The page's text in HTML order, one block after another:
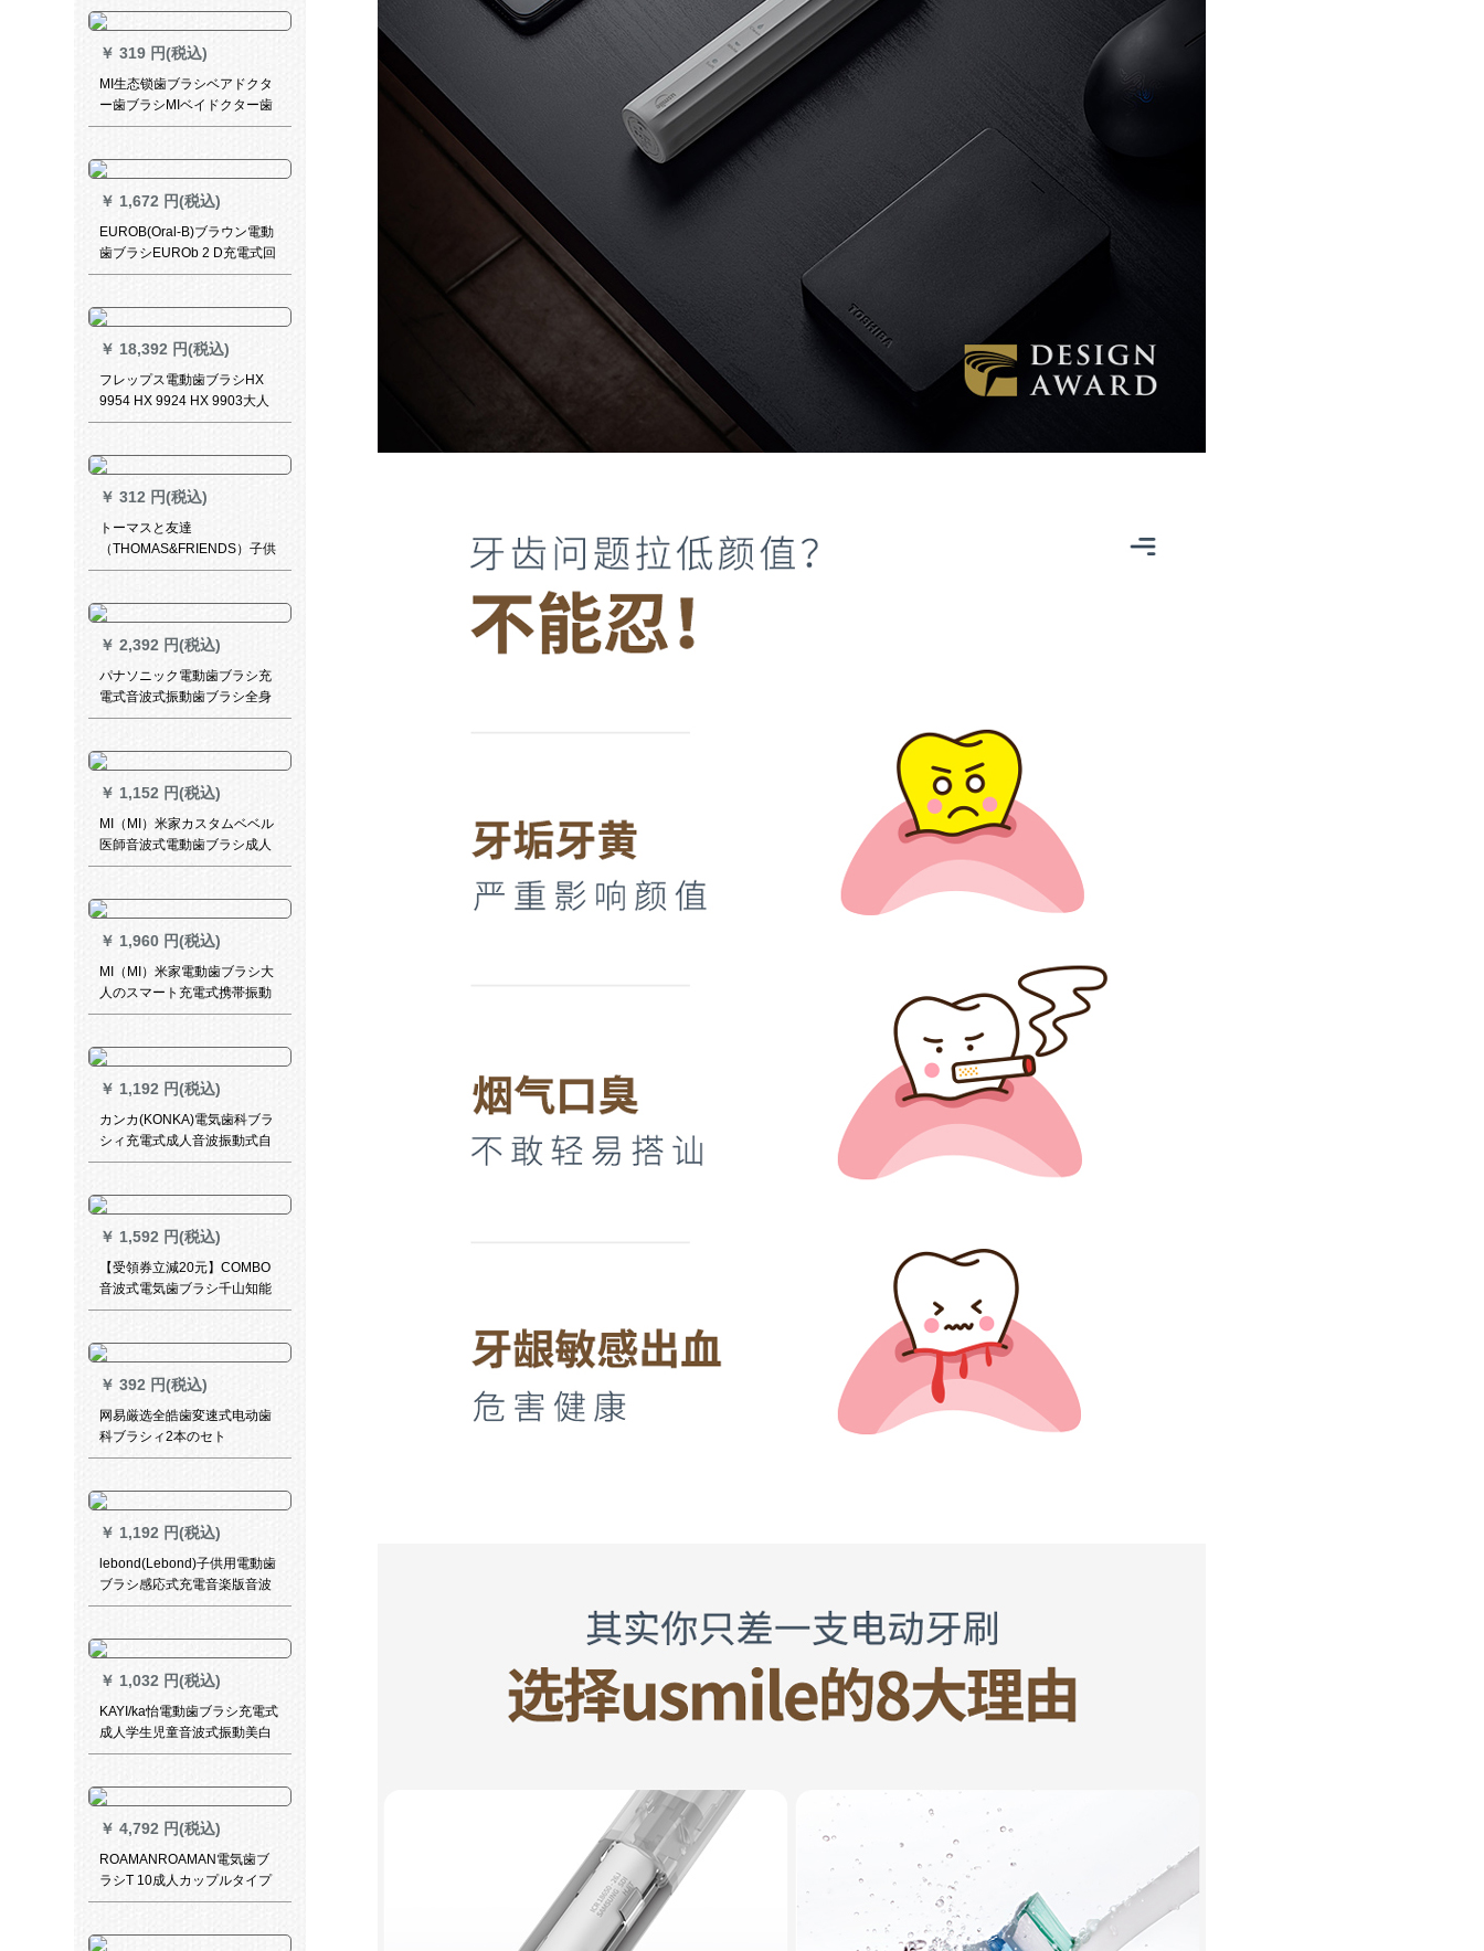
￥ 319 円(税込)
MI生态锁歯ブラシベアドクタ
ー歯ブラシMIベイドクター歯
ブラシ4色セット
￥ 1,672 円(税込)
EUROB(Oral-B)ブラウン電動
歯ブラシEUROb 2 D充電式回
転式大人用電動歯ブラシD 12
ラシヘッド(紫+緑)が歯ブラシ
す。
￥ 18,392 円(税込)
フレップス電動歯ブラシHX
9954 HX 9924 HX 9903大人
の音波式振動純白ダイヤモン
空藍HX 9954/52
￥ 312 円(税込)
トーマスと友達
（THOMAS&FRIENDS）子供
用電動歯ブラシヘッドベビー
生用歯ブラシヘッドTC 206ブ
￥ 2,392 円(税込)
パナソニック電動歯ブラシ充
電式音波式振動歯ブラシ全身
水洗い極細軟毛ピンクEW-DM
￥ 1,152 円(税込)
MI（MI）米家カスタムベベル
医師音波式電動歯ブラシ成人
家庭用センサー充電式スマー
生電動歯ブラシ+歯ブラシヘッ
￥ 1,960 円(税込)
MI（MI）米家電動歯ブラシ大
人のスマート充電式携帯振動
怠け者の音波式自動歯ブラシ
歯ブラシ+歯の交換ブラシ
￥ 1,192 円(税込)
カンカ(KONKA)電気歯科ブラ
シィ充電式成人音波振動式自
動口腔ケア歯保護歯科KZ-5 S
￥ 1,592 円(税込)
【受領券立減20元】COMBO
音波式電気歯ブラシ千山知能
成人子供充電式カプル電気歯
黒コボ桃麗糸
￥ 392 円(税込)
网易厳选全皓歯変速式电动歯
科ブラシィ2本のセト
￥ 1,192 円(税込)
lebond(Lebond)子供用電動歯
ブラシ感応式充電音楽版音波
式電動歯ブラシY 5(4-8歳子供
￥ 1,032 円(税込)
KAYI/ka怡電動歯ブラシ充電式
成人学生児童音波式振動美白
旅行カップル超自動家庭用ソ
象牙白
￥ 4,792 円(税込)
ROAMANROAMAN電気歯ブ
ラシT 10成人カップルタイプ
音波式柔らかい毛歯ブラシ家
を合わせて4ブラシカップルセ